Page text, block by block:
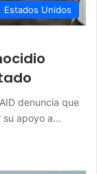
Estados Unidos
denuncia que
su apoyo a…